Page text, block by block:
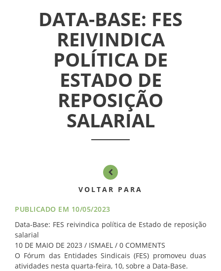
CONVÊNIOS
INFORMATIVOS
ASSEMBLÉIAS
NOTÍCIAS
CONTATO
DATA-BASE: FES
REIVINDICA
POLÍTICA DE
ESTADO DE
REPOSIÇÃO
SALARIAL
VOLTAR PARA
PUBLICADO EM 10/05/2023
Data-Base: FES reivindica política de Estado de reposição
salarial
10 DE MAIO DE 2023 / ISMAEL / 0 COMMENTS
O Fórum das Entidades Sindicais (FES) promoveu duas
atividades nesta quarta-feira, 10, sobre a Data-Base.